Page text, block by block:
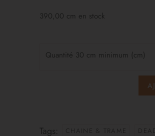
390,00 cm en stock
Quantité 30 cm minimum (cm)
Tags: